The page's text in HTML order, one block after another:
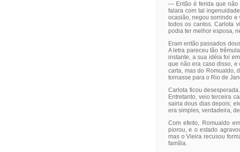
— Então é ferida que não
falara com tal
ocasião, negou sorrindo e
todos os cantos. Carlota
podia ter melhor esposa,
Eram então passados
A letra pareceu tão
instante, a sua idéia foi
que não era caso disso, e
carta, mas do Romualdo,
tornasse para o Rio de
Carlota ficou
Entretanto, veio terceira
sairia dous dias depois;
era simples, verdadeira,
Com efeito, Romualdo
piorou, e o estado
mas o Vieira recusou
família.